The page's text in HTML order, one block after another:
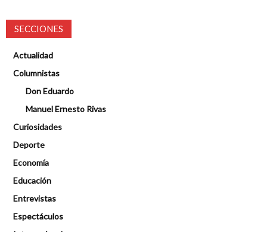
SECCIONES
Actualidad
Columnistas
Don Eduardo
Manuel Ernesto Rivas
Curiosidades
Deporte
Economía
Educación
Entrevistas
Espectáculos